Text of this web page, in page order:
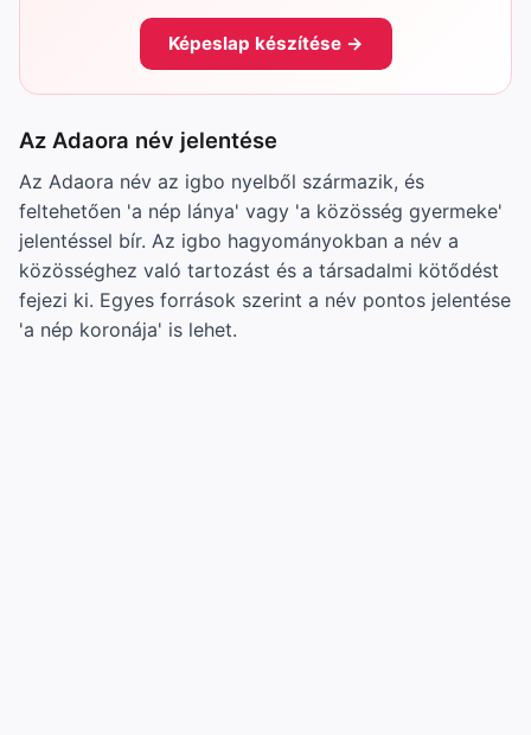
Képeslap készítése →
Az Adaora név jelentése
Az Adaora név az igbo nyelből származik, és
feltehetően 'a nép lánya' vagy 'a közösség gyermeke'
jelentéssel bír. Az igbo hagyományokban a név a
közösséghez való tartozást és a társadalmi kötődést
fejezi ki. Egyes források szerint a név pontos jelentése
'a nép koronája' is lehet.